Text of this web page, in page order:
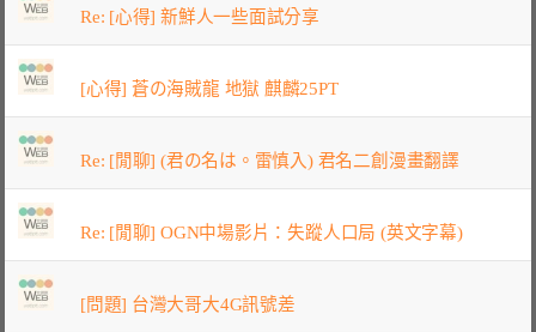
Re: [心得] 新鮮人一些面試分享
[心得] 蒼の海賊龍 地獄 麒麟25PT
Re: [閒聊] (君の名は。雷慎入) 君名二創漫畫翻譯
Re: [閒聊] OGN中場影片：失蹤人口局 (英文字幕)
[問題] 台灣大哥大4G訊號差